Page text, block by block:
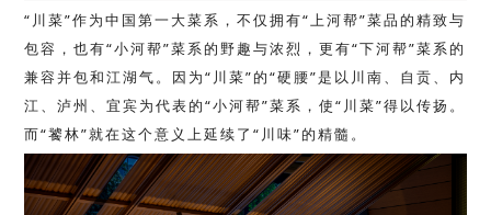
“川菜”作为中国第一大菜系，不仅拥有“上河帮”菜品的精致与
包容，也有“小河帮”菜系的野趣与浓烈，更有“下河帮”菜系的
兼容并包和江湖气。因为“川菜”的“硬腰”是以川南、自贡、内
江、泸州、宜宾为代表的“小河帮”菜系，使“川菜”得以传扬。
而“饕林”就在这个意义上延续了“川味”的精髓。